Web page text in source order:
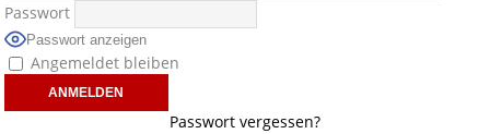
Passwort
Passwort anzeigen
Angemeldet bleiben
Passwort vergessen?